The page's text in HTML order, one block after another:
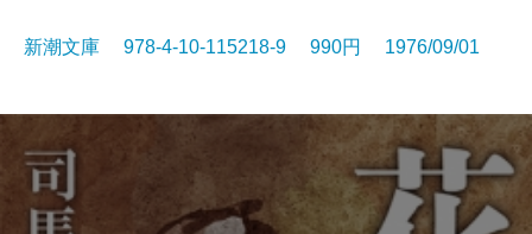
新潮文庫 978-4-10-115218-9 990円 1976/09/01